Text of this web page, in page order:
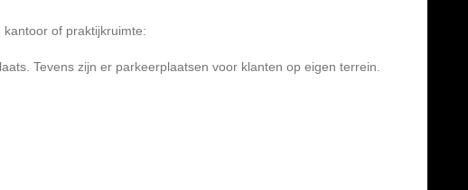
of praktijkruimte:
Tevens zijn er parkeerplaatsen voor klanten op eigen terrein.